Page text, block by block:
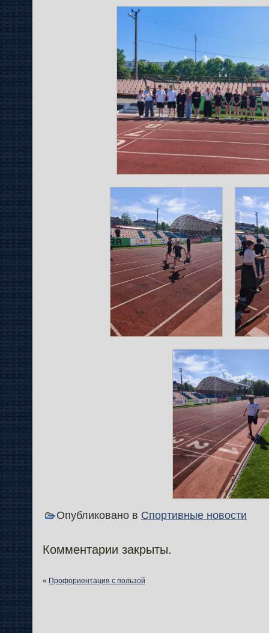
Опубликовано в Спортивные новости
Комментарии закрыты.
« Профориентация с пользой